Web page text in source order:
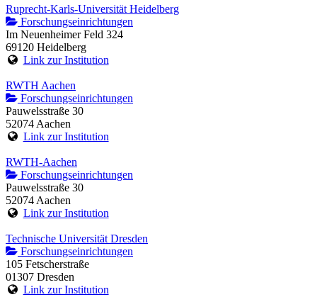
Ruprecht-Karls-Universität Heidelberg
Forschungseinrichtungen
Im Neuenheimer Feld 324
69120 Heidelberg
Link zur Institution
RWTH Aachen
Forschungseinrichtungen
Pauwelsstraße 30
52074 Aachen
Link zur Institution
RWTH-Aachen
Forschungseinrichtungen
Pauwelsstraße 30
52074 Aachen
Link zur Institution
Technische Universität Dresden
Forschungseinrichtungen
105 Fetscherstraße
01307 Dresden
Link zur Institution